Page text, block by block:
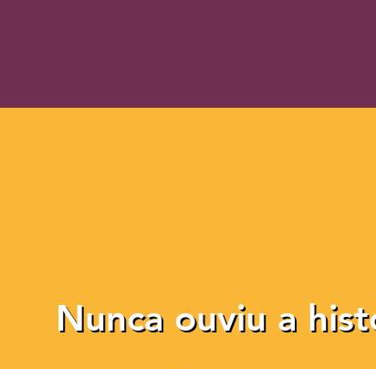
Nunca ouviu a
Nunca ouviu a